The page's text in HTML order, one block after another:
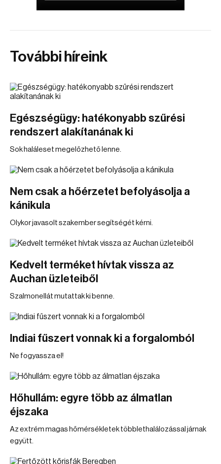
További híreink
Egészségügy: hatékonyabb szűrési
rendszert alakítanának ki
Sok haláleset megelőzhető lenne.
Nem csak a hőérzetet befolyásolja a
kánikula
Olykor javasolt szakember segítségét kérni.
Kedvelt terméket hívtak vissza az
Auchan üzleteiből
Szalmonellát mutattak ki benne.
Indiai fűszert vonnak ki a forgalomból
Ne fogyassza el!
Hőhullám: egyre több az álmatlan
éjszaka
Az extrém magas hőmérsékletek többlethalálozással járnak
együtt.